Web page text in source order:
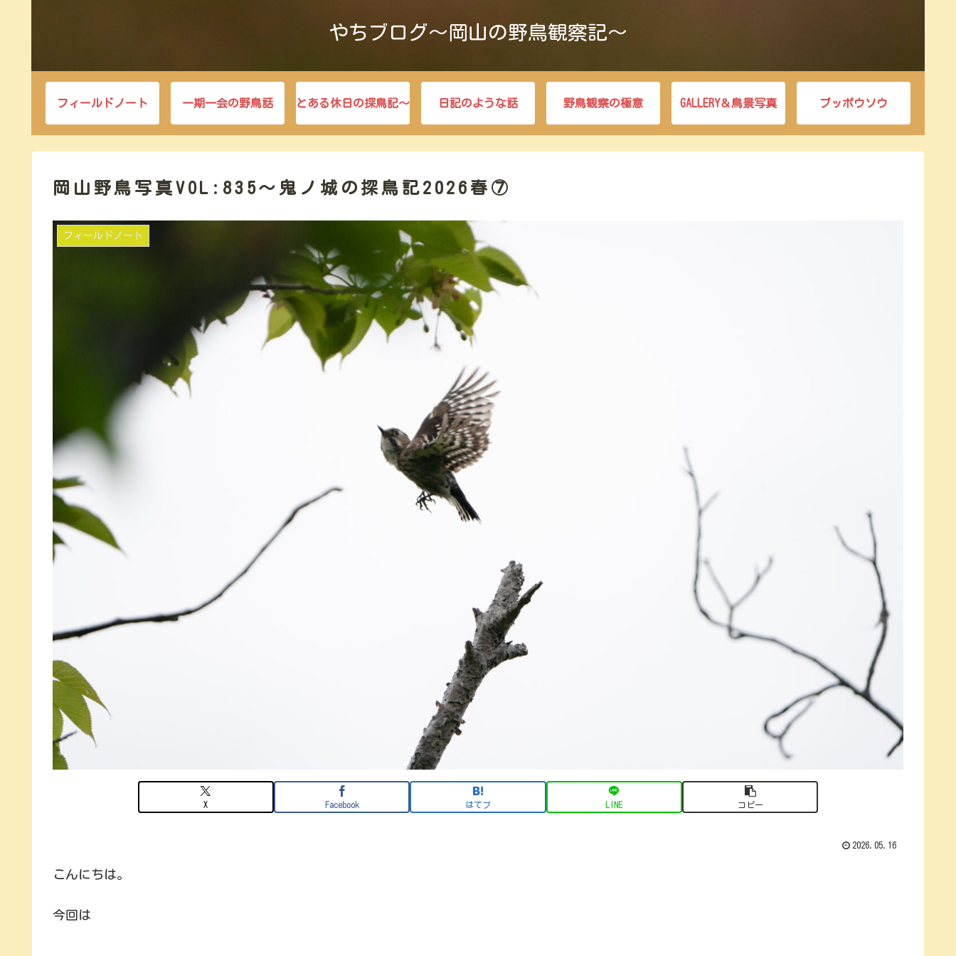
やちブログ～岡山の野鳥観察記～
フィールドノート 一期一会の野鳥話 とある休日の探鳥記～ 日記のような話 野鳥観察の極意 GALLERY＆鳥景写真 ブッポウソウ
岡山野鳥写真VOL:835～鬼ノ城の探鳥記2026春⑦
フィールドノート
X Facebook はてブ LINE コピー
2026.05.16
こんにちは。
今回は